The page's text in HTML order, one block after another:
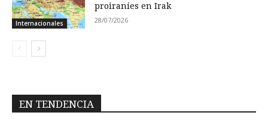
Internacionales
proiraníes en Irak
28/07/2026
EN TENDENCIA